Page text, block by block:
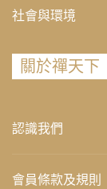
社會與環境
關於禪天下
認識我們
會員條款及規則